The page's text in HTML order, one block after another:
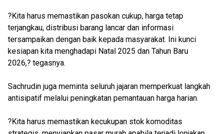
?Kita harus memastikan pasokan cukup, harga tetap
terjangkau, distribusi barang lancar dan informasi
tersampaikan dengan baik kepada masyarakat. Ini kunci
kesiapan kita menghadapi Natal 2025 dan Tahun Baru
2026,? tegasnya.
Sachrudin juga meminta seluruh jajaran memperkuat langkah
antisipatif melalui peningkatan pemantauan harga harian.
?Kita harus memastikan kecukupan stok komoditas